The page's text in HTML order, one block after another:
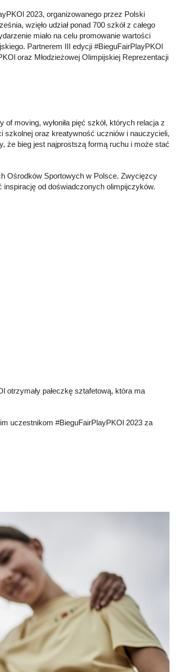
2023, organizowanego przez Polski
wzięło udział ponad 700 szkół z całego
miało na celu promowanie wartości
Partnerem III edycji #BieguFairPlayPKOl
oraz Młodzieżowej Olimpijskiej Reprezentacji
moving, wyłoniła pięć szkół, których relacja z
szkolnej oraz kreatywność uczniów i nauczycieli,
że bieg jest najprostszą formą ruchu i może stać
Ośrodków Sportowych w Polsce. Zwycięzcy
od doświadczonych olimpijczyków.
otrzymały pałeczkę sztafetową, która ma
uczestnikom #BieguFairPlayPKOl 2023 za